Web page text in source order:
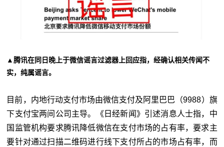
▲腾讯在同日晚上于微信谣言过滤器上回应指，经确认相关传闻不
实，纯属谣言。
目前，内地行动支付市场由微信支付及阿里巴巴（9988）旗
下支付宝两间公司主导。《日经新闻》引述消息人士指，中
国监管机构要求腾讯降低微信在支付市场的占有率，要求主
要针对通过扫描二维码进行线下支付所占的市场占有率，而